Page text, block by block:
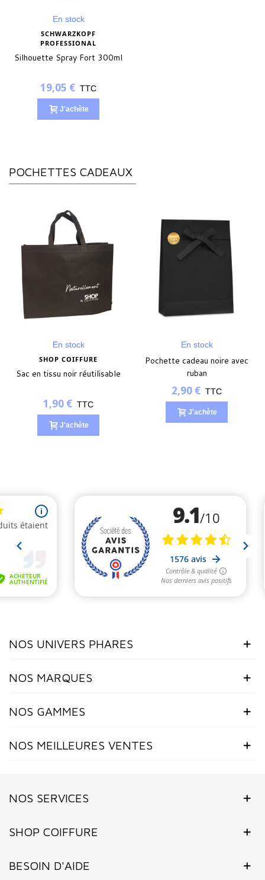
En stock
SCHWARZKOPF
PROFESSIONAL
Silhouette Spray Fort 300ml
19,05 € TTC
J'achète
POCHETTES CADEAUX
En stock
SHOP COIFFURE
Sac en tissu noir réutilisable
1,90 € TTC
J'achète
En stock
Pochette cadeau noire avec
ruban
2,90 € TTC
J'achète
NOS UNIVERS PHARES
NOS MARQUES
NOS GAMMES
NOS MEILLEURES VENTES
NOS SERVICES
SHOP COIFFURE
BESOIN D'AIDE